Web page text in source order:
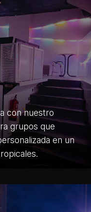
con nuestro
grupos que
en un